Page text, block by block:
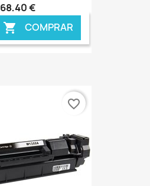
68,40 €
 COMPRAR
favorite_border